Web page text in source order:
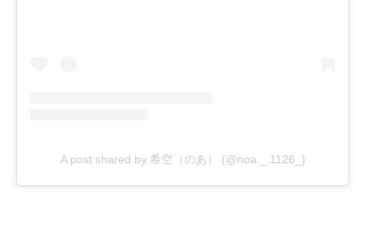
A post shared by 希空（のあ） (@noa._.1126_)